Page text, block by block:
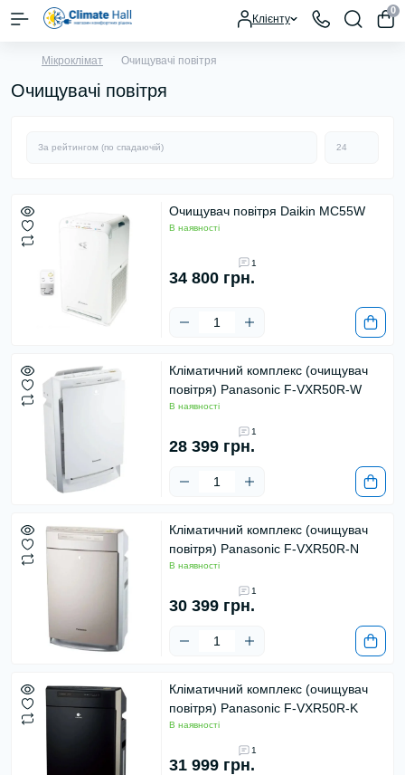
Клієнту
0
Мiкроклiмат Очищувачі повітря
Очищувачі повітря
Очищувач повітря Daikin MC55W
В наявності
1
34 800 грн.
Кліматичний комплекс (очищувач
повітря) Panasonic F-VXR50R-W
В наявності
1
28 399 грн.
Кліматичний комплекс (очищувач
повітря) Panasonic F-VXR50R-N
В наявності
1
30 399 грн.
Кліматичний комплекс (очищувач
повітря) Panasonic F-VXR50R-K
В наявності
1
31 999 грн.